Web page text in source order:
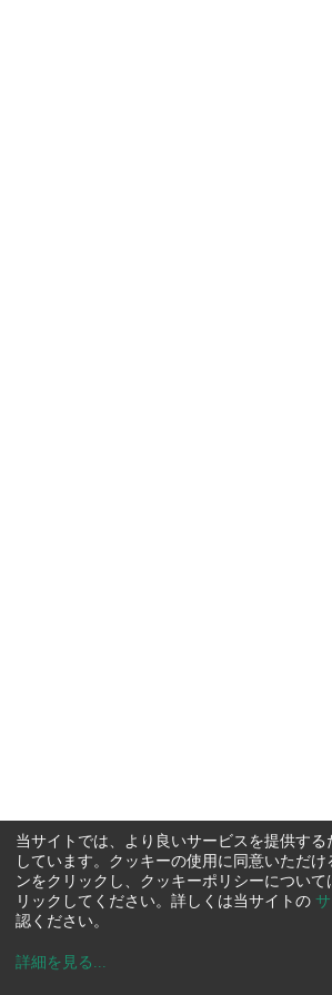
当サイトでは、より良いサービスを提供する
しています。クッキーの使用に同意いただ
ンをクリックし、クッキーポリシーについて
リックしてください。詳しくは当サイトの
認ください。
詳細を見る ...